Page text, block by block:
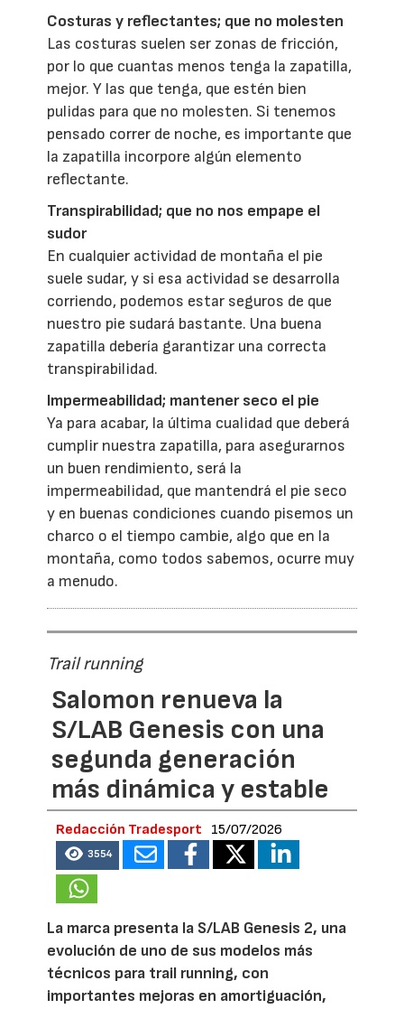
Costuras y reflectantes; que no molesten
Las costuras suelen ser zonas de fricción,
por lo que cuantas menos tenga la zapatilla,
mejor. Y las que tenga, que estén bien
pulidas para que no molesten. Si tenemos
pensado correr de noche, es importante que
la zapatilla incorpore algún elemento
reflectante.
Transpirabilidad; que no nos empape el
sudor
En cualquier actividad de montaña el pie
suele sudar, y si esa actividad se desarrolla
corriendo, podemos estar seguros de que
nuestro pie sudará bastante. Una buena
zapatilla debería garantizar una correcta
transpirabilidad.
Impermeabilidad; mantener seco el pie
Ya para acabar, la última cualidad que deberá
cumplir nuestra zapatilla, para asegurarnos
un buen rendimiento, será la
impermeabilidad, que mantendrá el pie seco
y en buenas condiciones cuando pisemos un
charco o el tiempo cambie, algo que en la
montaña, como todos sabemos, ocurre muy
a menudo.
Trail running
Salomon renueva la
S/LAB Genesis con una
segunda generación
más dinámica y estable
Redacción Tradesport 15/07/2026
3554
La marca presenta la S/LAB Genesis 2, una
evolución de uno de sus modelos más
técnicos para trail running, con
importantes mejoras en amortiguación,